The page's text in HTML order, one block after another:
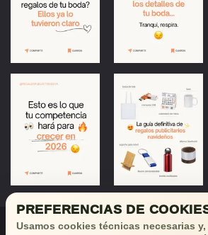
PREFERENCIAS DE
Usamos cookies técnicas necesarias